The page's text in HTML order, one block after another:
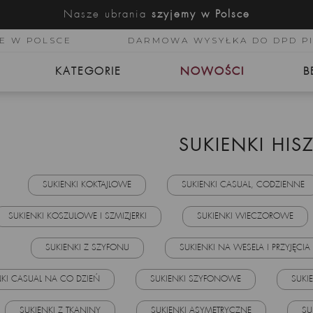
Nasze ubrania szyjemy w Polsce
W POLSCE DARMOWA WYSYŁKA DO DPD
KATEGORIE NOWOŚCI
SUKIENKI
SUKIENKI KOKTAJLOWE SUKIENKI CASUAL, CODZIENNE
SUKIENKI KOSZULOWE I SZMIZJERKI SUKIENKI WIECZOROWE
SUKIENKI Z SZYFONU SUKIENKI NA WESELA I PRZYJĘCIA
CASUAL NA CO DZIEŃ SUKIENKI SZYFONOWE
SUKIENKI Z TKANINY SUKIENKI ASYMETRYCZNE